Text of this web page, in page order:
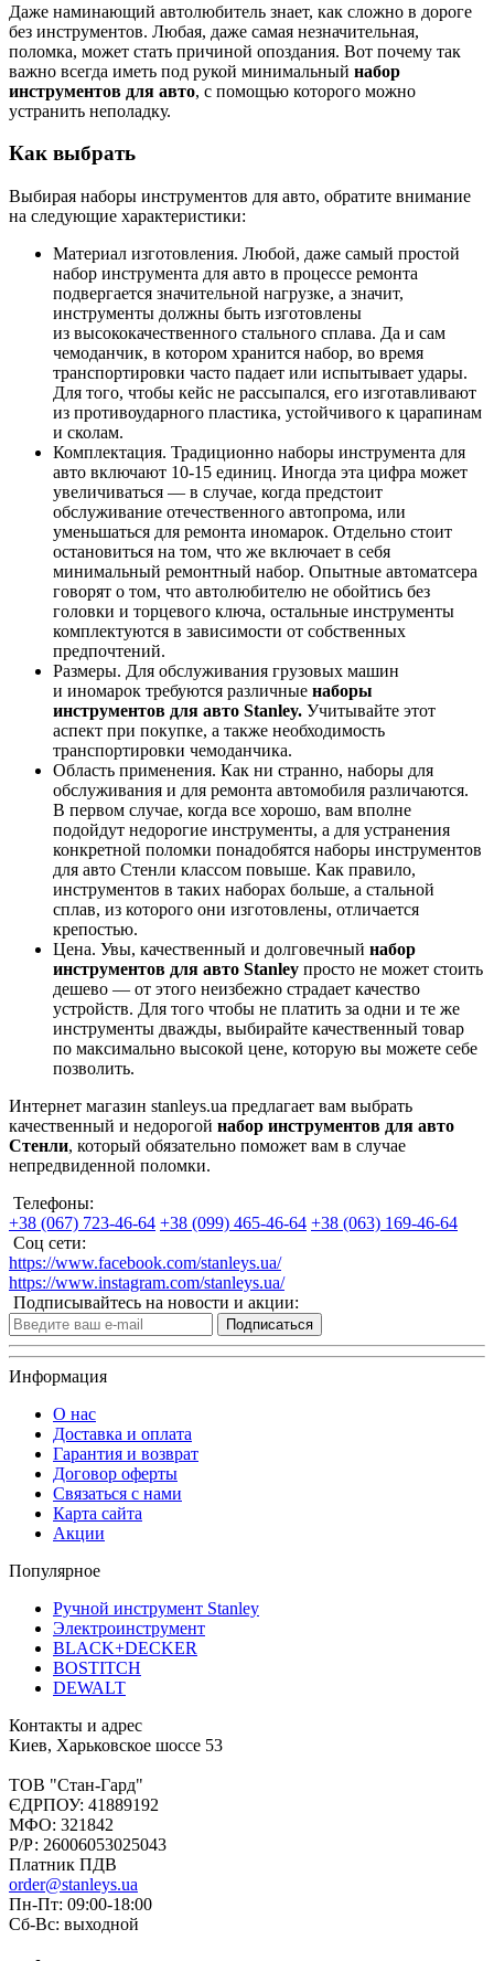
Даже наминающий автолюбитель знает, как сложно в дороге
без инструментов. Любая, даже самая незначительная,
поломка, может стать причиной опоздания. Вот почему так
важно всегда иметь под рукой минимальный набор
инструментов для авто, с помощью которого можно
устранить неполадку.
Как выбрать
Выбирая наборы инструментов для авто, обратите внимание
на следующие характеристики:
Материал изготовления. Любой, даже самый простой
набор инструмента для авто в процессе ремонта
подвергается значительной нагрузке, а значит,
инструменты должны быть изготовлены
из высококачественного стального сплава. Да и сам
чемоданчик, в котором хранится набор, во время
транспортировки часто падает или испытывает удары.
Для того, чтобы кейс не рассыпался, его изготавливают
из противоударного пластика, устойчивого к царапинам
и сколам.
Комплектация. Традиционно наборы инструмента для
авто включают 10-15 единиц. Иногда эта цифра может
увеличиваться — в случае, когда предстоит
обслуживание отечественного автопрома, или
уменьшаться для ремонта иномарок. Отдельно стоит
остановиться на том, что же включает в себя
минимальный ремонтный набор. Опытные автоматсера
говорят о том, что автолюбителю не обойтись без
головки и торцевого ключа, остальные инструменты
комплектуются в зависимости от собственных
предпочтений.
Размеры. Для обслуживания грузовых машин
и иномарок требуются различные наборы
инструментов для авто Stanley. Учитывайте этот
аспект при покупке, а также необходимость
транспортировки чемоданчика.
Область применения. Как ни странно, наборы для
обслуживания и для ремонта автомобиля различаются.
В первом случае, когда все хорошо, вам вполне
подойдут недорогие инструменты, а для устранения
конкретной поломки понадобятся наборы инструментов
для авто Стенли классом повыше. Как правило,
инструментов в таких наборах больше, а стальной
сплав, из которого они изготовлены, отличается
крепостью.
Цена. Увы, качественный и долговечный набор
инструментов для авто Stanley просто не может стоить
дешево — от этого неизбежно страдает качество
устройств. Для того чтобы не платить за одни и те же
инструменты дважды, выбирайте качественный товар
по максимально высокой цене, которую вы можете себе
позволить.
Интернет магазин stanleys.ua предлагает вам выбрать
качественный и недорогой набор инструментов для авто
Стенли, который обязательно поможет вам в случае
непредвиденной поломки.
Телефоны:
+38 (067) 723-46-64 +38 (099) 465-46-64 +38 (063) 169-46-64
Соц сети:
https://www.facebook.com/stanleys.ua/
https://www.instagram.com/stanleys.ua/
Подписывайтесь на новости и акции:
Подписаться
Информация
О нас
Доставка и оплата
Гарантия и возврат
Договор оферты
Связаться с нами
Карта сайта
Акции
Популярное
Ручной инструмент Stanley
Электроинструмент
BLACK+DECKER
BOSTITCH
DEWALT
Контакты и адрес
Киев, Харьковское шоссе 53
ТОВ "Стан-Гард"
ЄДРПОУ: 41889192
МФО: 321842
Р/Р: 26006053025043
Платник ПДВ
order@stanleys.ua
Пн-Пт: 09:00-18:00
Сб-Вс: выходной